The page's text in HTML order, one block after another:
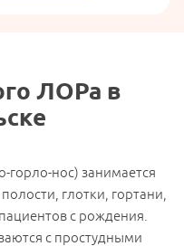
ЛОРа в
горло-нос) занимается
глотки, гортани,
с рождения.
с простудными